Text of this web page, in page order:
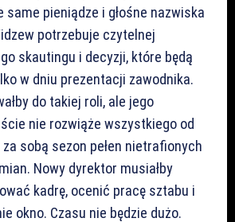
same pieniądze i głośne nazwiska
potrzebuje czytelnej
skautingu i decyzji, które będą
w dniu prezentacji zawodnika.
do takiej roli, ale jego
nie rozwiąże wszystkiego od
sobą sezon pełen nietrafionych
Nowy dyrektor musiałby
kadrę, ocenić pracę sztabu i
okno. Czasu nie będzie dużo.